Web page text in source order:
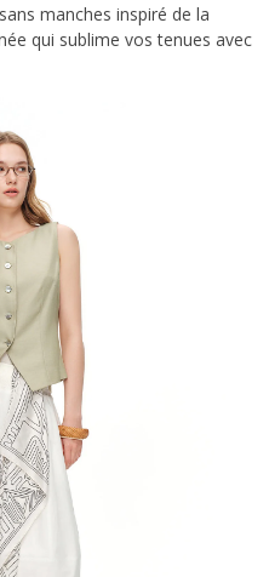
manches inspiré de la
qui sublime vos tenues avec